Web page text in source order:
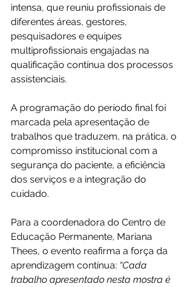
intensa, que reuniu profissionais de
diferentes áreas, gestores,
pesquisadores e equipes
multiprofissionais engajadas na
qualificação contínua dos processos
assistenciais.
A programação do período final foi
marcada pela apresentação de
trabalhos que traduzem, na prática, o
compromisso institucional com a
segurança do paciente, a eficiência
dos serviços e a integração do
cuidado.
Para a coordenadora do Centro de
Educação Permanente, Mariana
Thees, o evento reafirma a força da
aprendizagem contínua: “Cada
trabalho apresentado nesta mostra é